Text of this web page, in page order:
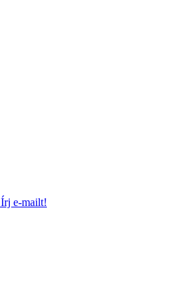
Írj e-mailt!